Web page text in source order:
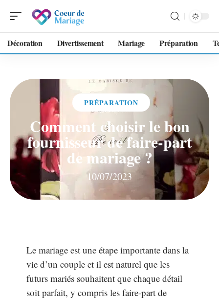
Décoration Divertissement Mariage Préparation
PRÉPARATION
Comment choisir le bon
fournisseur de faire-part
de mariage ?
10/07/2023
Le mariage est une étape importante dans la
vie d’un couple et il est naturel que les
futurs mariés souhaitent que chaque détail
soit parfait, y compris les faire-part de